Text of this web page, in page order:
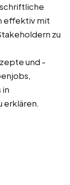
effektiv mit
zu
und -
in
erklären.